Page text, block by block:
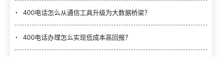
400电话怎么从通信工具升级为大数据桥梁？
400电话办理怎么实现低成本高回报？